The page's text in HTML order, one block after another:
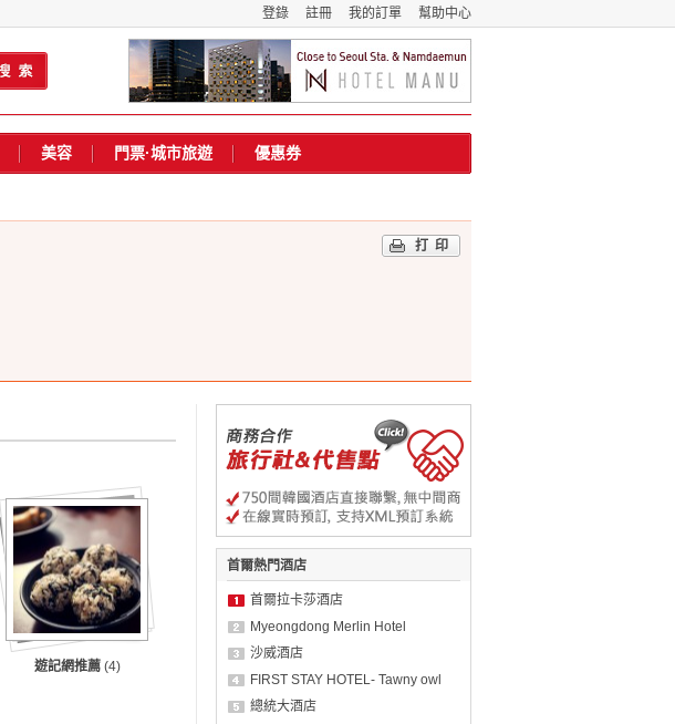
幫助中心
我的訂單
註冊
登錄
美容 門票·城市旅遊 優惠券
打印
遊記網推薦 (4)
首爾熱門酒店
首爾拉卡莎酒店
Myeongdong Merlin Hotel
沙威酒店
FIRST STAY HOTEL- Tawny owl
總統大酒店